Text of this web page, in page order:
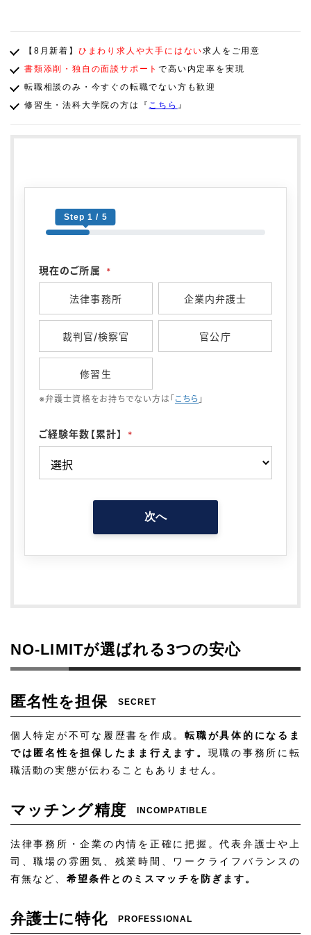
【8月新着】 ひまわり求人や大手にはない求人をご用意
書類添削・独自の面談サポートで高い内定率を実現
転職相談のみ・今すぐの転職でない方も歓迎
修習生・法科大学院の方は『 こちら 』
Step 1 / 5
現在のご所属 *
法律事務所 企業内弁護士
裁判官/検察官 官公庁
修習生
※弁護士資格をお持ちでない方は「 こちら 」
ご経験年数【累計】 *
次へ
NO-LIMITが選ばれる3つの安心
SECRET
匿名性を担保
個人特定が不可な履歴書を作成。転職が具体的になるま
では匿名性を担保したまま行えます。 現職の事務所に転
職活動の実態が伝わることもありません。
INCOMPATIBLE
マッチング精度
法律事務所・企業の内情を正確に把握。代表弁護士や上
司、職場の雰囲気、残業時間、ワークライフバランスの
有無など、 希望条件とのミスマッチを防ぎます。
PROFESSIONAL
弁護士に特化